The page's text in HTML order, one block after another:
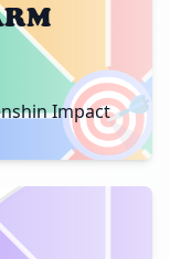
🎯
Impact